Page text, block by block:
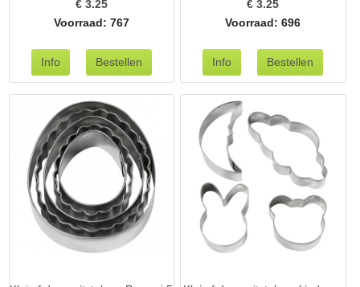
€ 3.25
Voorraad: 767
€3.25
Voorraad: 696